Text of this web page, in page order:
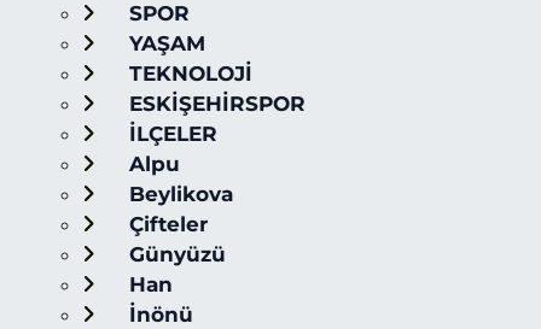
SPOR
YAŞAM
TEKNOLOJİ
ESKİŞEHİRSPOR
İLÇELER
Alpu
Beylikova
Çifteler
Günyüzü
Han
İnönü